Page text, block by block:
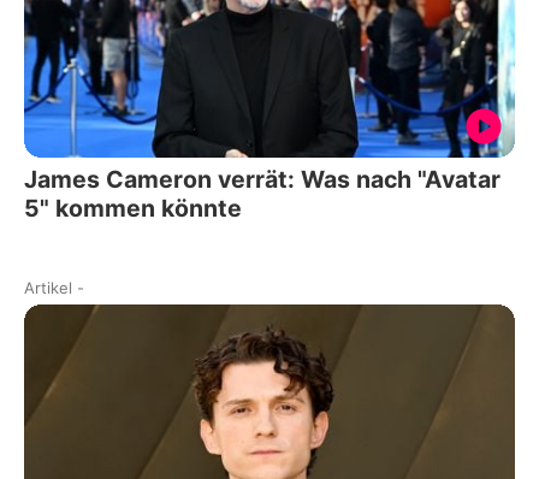
James Cameron verrät: Was nach "Avatar
5" kommen könnte
Artikel -